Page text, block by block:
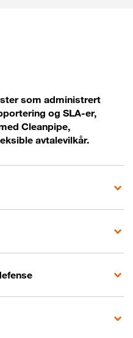
som administrert
og SLA-er,
Cleanpipe,
avtalevilkår.